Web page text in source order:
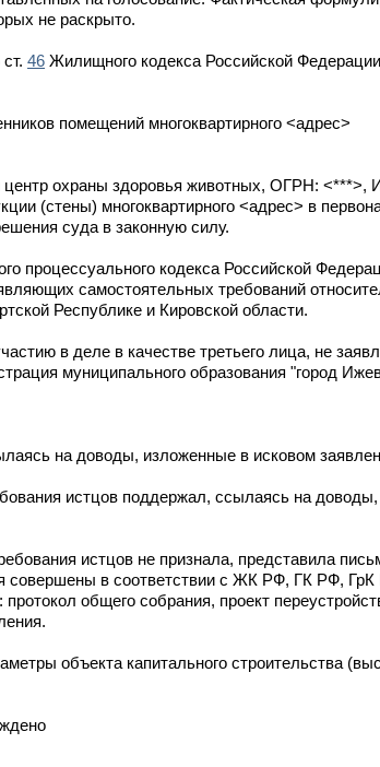
не раскрыто.
46 Жилищного кодекса Российской
помещений многоквартирного <адрес>
центр охраны здоровья животных, ОГРН: <***>,
(стены) многоквартирного <адрес> в
суда в законную силу.
процессуального кодекса Российской
самостоятельных требований
Республике и Кировской области.
в деле в качестве третьего лица, не
муниципального образования "город
на доводы, изложенные в исковом
истцов поддержал, ссылаясь на доводы,
истцов не признала, представила
совершены в соответствии с ЖК РФ, ГК РФ,
общего собрания, проект
объекта капитального строительства